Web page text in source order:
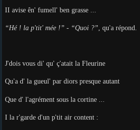
II avise ên' fumell' ben grasse ...
“Hé ! la p'tit' mée !” - “Quoi ?” , qu'a répond.
J'dois vous di' qu' ç'atait la Fleurine
Qu'a d' la gueul' par diors presque autant
Que d' l'agrément sous la cortine ...
I la r'garde d'un p'tit air content :